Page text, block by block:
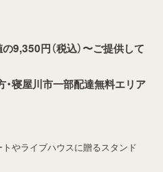
9,350円（税込）〜ご提供して
・寝屋川市一部配達無料エリア
トやライブハウスに贈るスタンド